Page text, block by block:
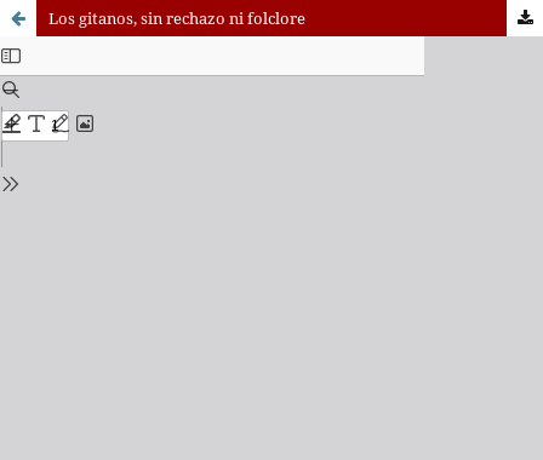
Los gitanos, sin rechazo ni folclore